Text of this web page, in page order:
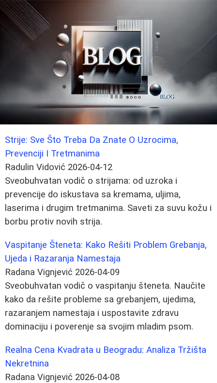
Strije: Sve Što Treba Da Znate O Uzrocima,
Prevenciji I Tretmanima
Radulin Vidović 2026-04-12
Sveobuhvatan vodič o strijama: od uzroka i
prevencije do iskustava sa kremama, uljima,
laserima i drugim tretmanima. Saveti za suvu kožu i
borbu protiv novih strija.
Vaspitanje Šteneta: Kako Rešiti Problem Grebanja,
Ujeda i Razaranja Namestaja
Radana Vignjević 2026-04-09
Sveobuhvatan vodič o vaspitanju šteneta. Naučite
kako da rešite probleme sa grebanjem, ujedima,
razaranjem namestaja i uspostavite zdravu
dominaciju i poverenje sa svojim mladim psom.
Realna Cena Kvadrata u Beogradu: Analiza Tržišta
Nekretnina
Radana Vignjević 2026-04-08